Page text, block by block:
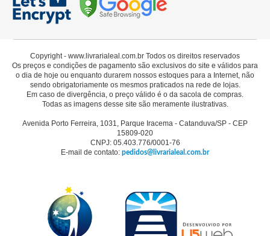
Copyright - www.livrarialeal.com.br Todos os direitos reservados
Os preços e condições de pagamento são exclusivos do site e válidos para
o dia de hoje ou enquanto durarem nossos estoques para a Internet, não
sendo obrigatoriamente os mesmos praticados na rede de lojas.
Em caso de divergência, o preço válido é o da sacola de compras.
Todas as imagens desse site são meramente ilustrativas.
Avenida Porto Ferreira, 1031, Parque Iracema - Catanduva/SP - CEP
15809-020
CNPJ: 05.403.776/0001-76
E-mail de contato: pedidos@livrarialeal.com.br